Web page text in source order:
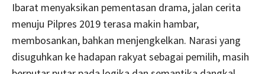
Ibarat menyaksikan pementasan drama, jalan cerita
menuju Pilpres 2019 terasa makin hambar,
membosankan, bahkan menjengkelkan. Narasi yang
disuguhkan ke hadapan rakyat sebagai pemilih, masih